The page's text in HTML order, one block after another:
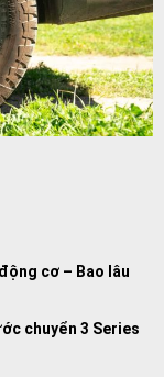
cơ – Bao lâu
chuyển 3 Series